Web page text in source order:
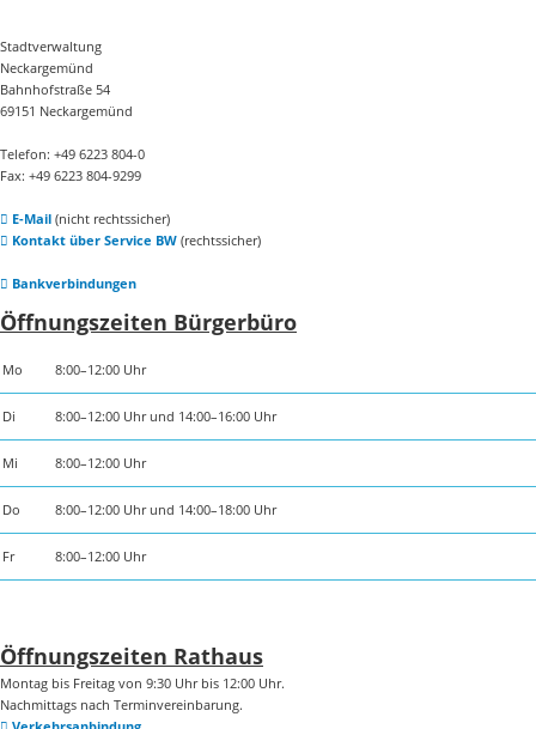
Stadtverwaltung
Neckargemünd
Bahnhofstraße 54
69151 Neckargemünd
Telefon: +49 6223 804-0
Fax: +49 6223 804-9299
E-Mail(nicht rechtssicher)
Kontakt über Service BW(rechtssicher)
Bankverbindungen
Öffnungszeiten Bürgerbüro
Mo 8:00–12:00 Uhr
Di 8:00–12:00 Uhr und 14:00–16:00 Uhr
Mi 8:00–12:00 Uhr
Do 8:00–12:00 Uhr und 14:00–18:00 Uhr
Fr 8:00–12:00 Uhr
Öffnungszeiten Rathaus
Montag bis Freitag von 9:30 Uhr bis 12:00 Uhr.
Nachmittags nach Terminvereinbarung.